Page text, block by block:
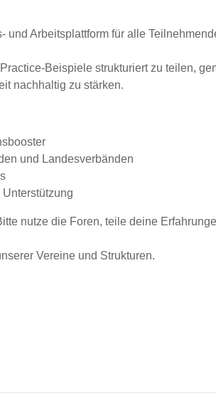
und Arbeitsplattform für alle
Beispiele strukturiert zu teilen,
nachhaltig zu stärken.
und Landesverbänden
nutze die Foren, teile deine
Vereine und Strukturen.